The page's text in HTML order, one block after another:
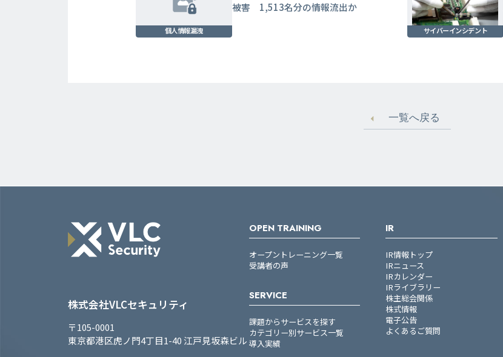
個人情報漏洩
被害 1,513名分の情報流出か
サイバーインシデント
一覧へ戻る
株式会社VLCセキュリティ
〒105-0001
東京都港区虎ノ門4丁目1-40 江戸見坂森ビル
OPEN TRAINING
オープントレーニング一覧
受講者の声
SERVICE
課題からサービスを探す
カテゴリー別サービス一覧
導入実績
IR
IR情報トップ
IRニュース
IRカレンダー
IRライブラリー
株主総会関係
株式情報
電子公告
よくあるご質問